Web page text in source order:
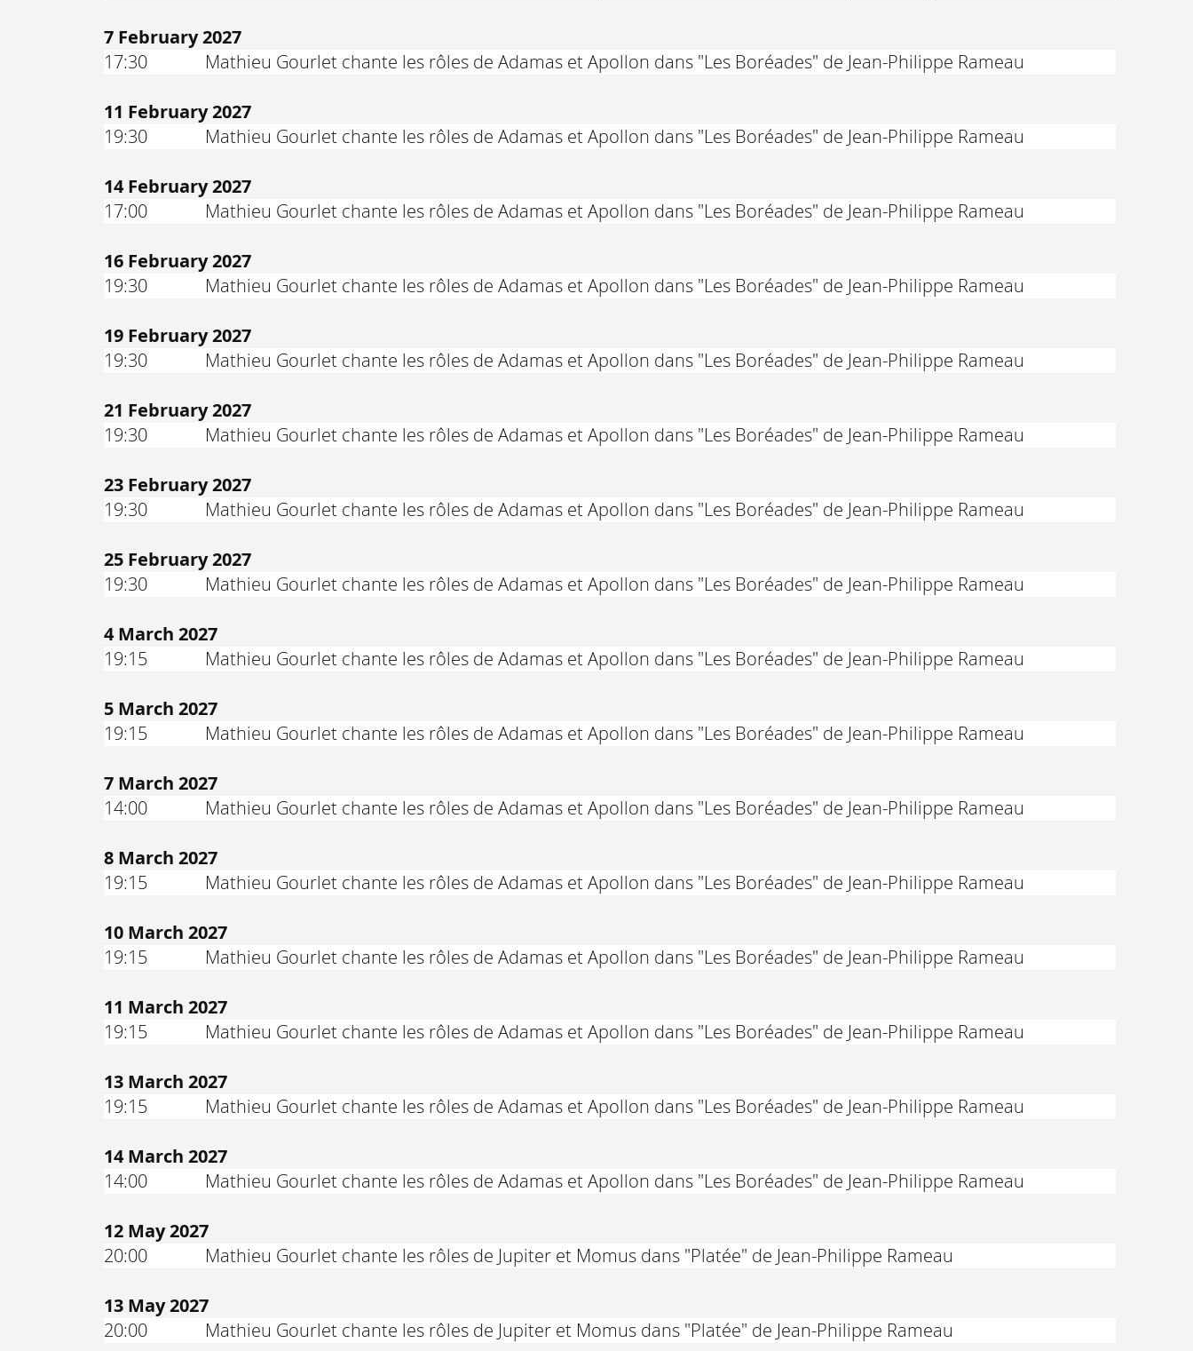
7 February 2027
17:30
Mathieu Gourlet chante les rôles de Adamas et Apollon dans "Les Boréades" de Jean-Philippe Rameau
11 February 2027
19:30
Mathieu Gourlet chante les rôles de Adamas et Apollon dans "Les Boréades" de Jean-Philippe Rameau
14 February 2027
17:00
Mathieu Gourlet chante les rôles de Adamas et Apollon dans "Les Boréades" de Jean-Philippe Rameau
16 February 2027
19:30
Mathieu Gourlet chante les rôles de Adamas et Apollon dans "Les Boréades" de Jean-Philippe Rameau
19 February 2027
19:30
Mathieu Gourlet chante les rôles de Adamas et Apollon dans "Les Boréades" de Jean-Philippe Rameau
21 February 2027
19:30
Mathieu Gourlet chante les rôles de Adamas et Apollon dans "Les Boréades" de Jean-Philippe Rameau
23 February 2027
19:30
Mathieu Gourlet chante les rôles de Adamas et Apollon dans "Les Boréades" de Jean-Philippe Rameau
25 February 2027
19:30
Mathieu Gourlet chante les rôles de Adamas et Apollon dans "Les Boréades" de Jean-Philippe Rameau
4 March 2027
19:15
Mathieu Gourlet chante les rôles de Adamas et Apollon dans "Les Boréades" de Jean-Philippe Rameau
5 March 2027
19:15
Mathieu Gourlet chante les rôles de Adamas et Apollon dans "Les Boréades" de Jean-Philippe Rameau
7 March 2027
14:00
Mathieu Gourlet chante les rôles de Adamas et Apollon dans "Les Boréades" de Jean-Philippe Rameau
8 March 2027
19:15
Mathieu Gourlet chante les rôles de Adamas et Apollon dans "Les Boréades" de Jean-Philippe Rameau
10 March 2027
19:15
Mathieu Gourlet chante les rôles de Adamas et Apollon dans "Les Boréades" de Jean-Philippe Rameau
11 March 2027
19:15
Mathieu Gourlet chante les rôles de Adamas et Apollon dans "Les Boréades" de Jean-Philippe Rameau
13 March 2027
19:15
Mathieu Gourlet chante les rôles de Adamas et Apollon dans "Les Boréades" de Jean-Philippe Rameau
14 March 2027
14:00
Mathieu Gourlet chante les rôles de Adamas et Apollon dans "Les Boréades" de Jean-Philippe Rameau
12 May 2027
20:00
Mathieu Gourlet chante les rôles de Jupiter et Momus dans "Platée" de Jean-Philippe Rameau
13 May 2027
20:00
Mathieu Gourlet chante les rôles de Jupiter et Momus dans "Platée" de Jean-Philippe Rameau